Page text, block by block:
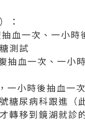
：
血一次、一小時
測試
抽血一次、一小
小時後抽血一
糖尿病科跟進（
轉移到鏡湖就診